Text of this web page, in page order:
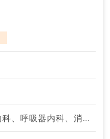
一般内科、循環器内科、呼吸器内科、消化器内科、内分泌・代謝内科